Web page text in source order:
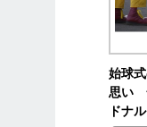
始球
思い
ドナ